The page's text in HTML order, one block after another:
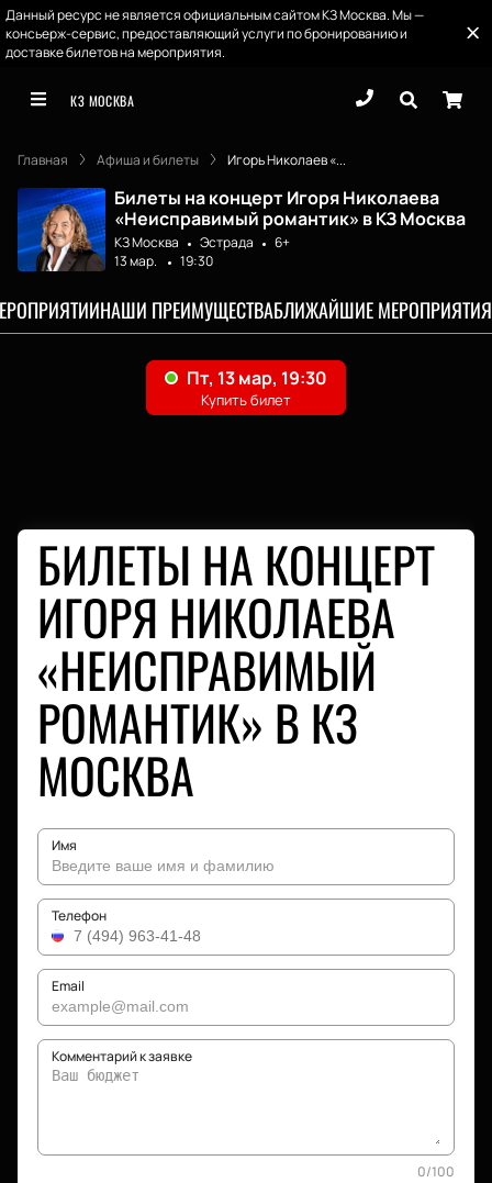
Данный ресурс не является официальным сайтом КЗ Москва. Мы —
консьерж-сервис, предоставляющий услуги по бронированию и
доставке билетов на мероприятия.
КЗ МОСКВА
Главная Афиша и билеты Игорь Николаев «...
Билеты на концерт Игоря Николаева
«Неисправимый романтик» в КЗ Москва
КЗ Москва Эстрада
6+
13 мар.
19:30
НАШИ ПРЕИМУЩЕСТВАБЛИЖАЙШИЕ МЕРОПРИЯТИЯ
БИЛЕТЫ НА КОНЦЕРТ
ИГОРЯ НИКОЛАЕВА
«НЕИСПРАВИМЫЙ
РОМАНТИК» В КЗ
МОСКВА
Имя
Телефон
Email
Комментарий к заявке
0/100